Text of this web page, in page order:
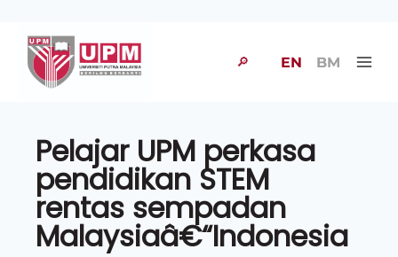
🔎 EN BM
Pelajar UPM perkasa
pendidikan STEM
rentas sempadan
Malaysiaâ€“Indonesia